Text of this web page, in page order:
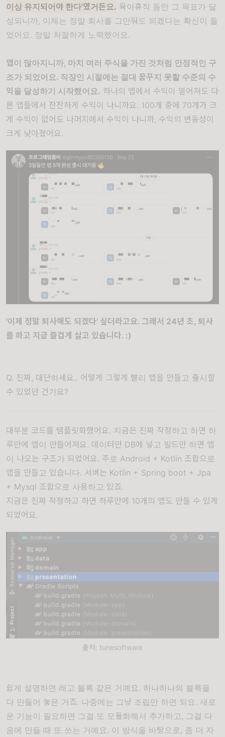
이상 유지되어야 한다'였거든요. 육아휴직 동안 그 목표가 달
성되니까, 이제는 정말 회사를 그만둬도 되겠다는 확신이 들
었어요. 정말 처절하게 노력했어요.
앱이 많아지니까, 마치 여러 주식을 가진 것처럼 안정적인 구
조가 되었어요. 직장인 시절에는 절대 꿈꾸지 못할 수준의 수
익을 달성하기 시작했어요. 하나의 앱에서 수익이 떨어져도 다
른 앱들에서 잔잔하게 수익이 나니까요. 100개 중에 70개가 크
게 수익이 없어도 나머지에서 수익이 나니까, 수익의 변동성이
크게 낮아졌어요.
'이제 정말 퇴사해도 되겠다' 싶더라고요. 그래서 24년 초, 퇴사
를 하고 지금 즐겁게 살고 있습니다. :)
Q. 진짜, 대단하세요.. 어떻게 그렇게 빨리 앱을 만들고 출시할
수 있었던 건가요?
대부분 코드를 템플릿화했어요. 지금은 진짜 작정하고 하면 하
루만에 앱이 만들어져요. 데이터만 DB에 넣고 빌드만 하면 앱
이 나오는 구조가 되었어요. 주로 Android + Kotlin 조합으로
앱을 만들고 있습니다. 서버는 Kotlin + Spring boot + Jpa
+ Mysql 조합으로 사용하고 있죠.
지금은 진짜 작정하고 하면 하루만에 10개의 앱도 만들 수 있게
되었어요.
출처: tunesoftware
쉽게 설명하면 레고 블록 같은 거예요. 하나하나의 블록을
다 만들어 놓은 거죠. 나중에는 그냥 조립만 하면 되요. 새로
운 기능이 필요하면 그걸 또 모듈화해서 추가하고, 그걸 다
음에 만들 때 또 쓰는 거예요. 이 방식을 바탕으로, 좀 더 자